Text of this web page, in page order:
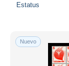
Estatus
Nuevo